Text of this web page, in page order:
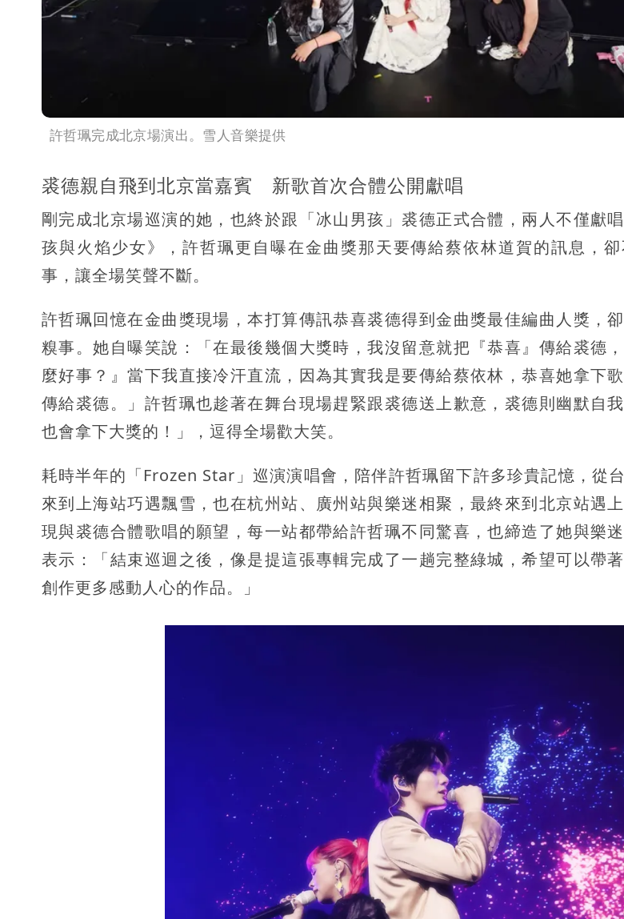
許哲珮完成北京場演出。雪人音樂提供
裘德親自飛到北京當嘉賓 新歌首次合體公開獻唱
剛完成北京場巡演的她，也終於跟「冰山男孩」裘德正式合體，兩人不僅獻
孩與火焰少女》，許哲珮更自曝在金曲獎那天要傳給蔡依林道賀的訊息，
事，讓全場笑聲不斷。
許哲珮回憶在金曲獎現場，本打算傳訊恭喜裘德得到金曲獎最佳編曲人獎，
糗事。她自曝笑說：「在最後幾個大獎時，我沒留意就把『恭喜』傳給裘德
麼好事？』當下我直接冷汗直流，因為其實我是要傳給蔡依林，恭喜她拿下
傳給裘德。」許哲珮也趁著在舞台現場趕緊跟裘德送上歉意，裘德則幽默自
也會拿下大獎的！」，逗得全場歡大笑。
耗時半年的「Frozen Star」巡演演唱會，陪伴許哲珮留下許多珍貴記憶，從
來到上海站巧遇飄雪，也在杭州站、廣州站與樂迷相聚，最終來到北京站遇
現與裘德合體歌唱的願望，每一站都帶給許哲珮不同驚喜，也締造了她與樂
表示：「結束巡迴之後，像是提這張專輯完成了一趟完整綠城，希望可以帶
創作更多感動人心的作品。」